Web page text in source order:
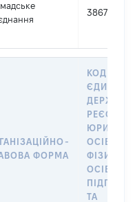
38675471
ФОРМА
КОД В
РЕЄСТРІ
ОСІБ,
ОСІБ –
ТА